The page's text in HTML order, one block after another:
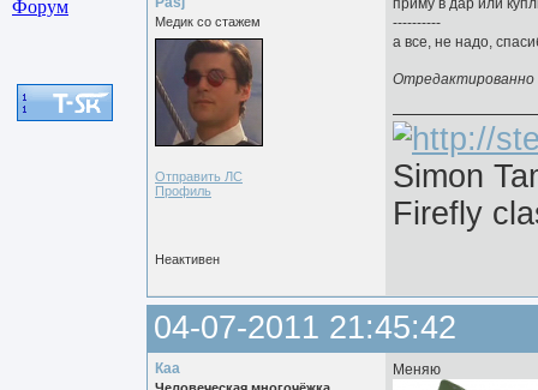
Форум
Медик со стажем
Отправить ЛС
Профиль
приму в дар или
----------
а все, не надо,
Отредактированно
Simon
Firefly
Неактивен
04-07-2011 21:45:42
Каа Меняю